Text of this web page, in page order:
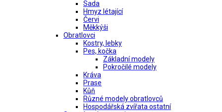
Sada
Hmyz létající
Červi
Měkkýši
Obratlovci
Kostry, lebky
Pes, kočka
Základní modely
Pokročilé modely
Kráva
Prase
Kůň
Různé modely obratlovců
Hospodářská zvířata ostatní